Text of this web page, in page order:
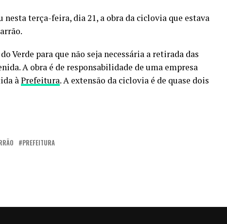
terça-feira, dia 21, a obra da ciclovia que estava
Verde para que não seja necessária a retirada das
A obra é de responsabilidade de uma empresa
àPrefeitura. A extensão da ciclovia é de quase dois
PREFEITURA